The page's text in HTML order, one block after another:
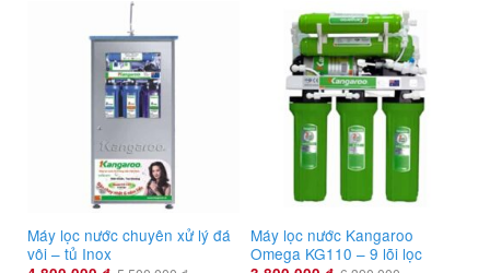
Máy lọc nước chuyên xử lý đá
vôi – tủ Inox
Máy lọc nước Kangaroo
Omega KG110 – 9 lõi lọc